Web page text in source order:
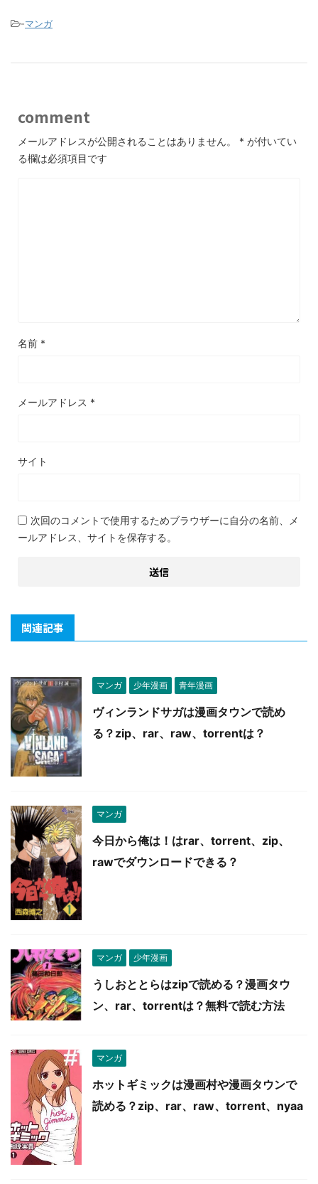
-マンガ
comment
メールアドレスが公開されることはありません。 * が付いてい
る欄は必須項目です
名前 *
メールアドレス *
サイト
次回のコメントで使用するためブラウザーに自分の名前、メ
ールアドレス、サイトを保存する。
関連記事
マンガ 少年漫画 青年漫画
ヴィンランドサガは漫画タウンで読め
る？zip、rar、raw、torrentは？
マンガ
今日から俺は！はrar、torrent、zip、
rawでダウンロードできる？
マンガ 少年漫画
うしおととらはzipで読める？漫画タウ
ン、rar、torrentは？無料で読む方法
マンガ
ホットギミックは漫画村や漫画タウンで
読める？zip、rar、raw、torrent、nyaa